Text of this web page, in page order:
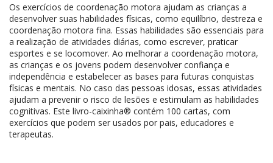
Os exercícios de coordenação motora ajudam as crianças a
desenvolver suas habilidades físicas, como equilíbrio, destreza e
coordenação motora fina. Essas habilidades são essenciais para
a realização de atividades diárias, como escrever, praticar
esportes e se locomover. Ao melhorar a coordenação motora,
as crianças e os jovens podem desenvolver confiança e
independência e estabelecer as bases para futuras conquistas
físicas e mentais. No caso das pessoas idosas, essas atividades
ajudam a prevenir o risco de lesões e estimulam as habilidades
cognitivas. Este livro-caixinha® contém 100 cartas, com
exercícios que podem ser usados por pais, educadores e
terapeutas.